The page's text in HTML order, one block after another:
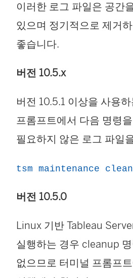
이러한 로그 파일은 공간
있으며 정기적으로 제거
좋습니다.
버전 10.5.x
버전 10.5.1 이상을 사용
프롬프트에서 다음 명령
필요하지 않은 로그 파일
tsm maintenance
버전 10.5.0
Linux 기반 Tableau
실행하는 경우 cleanup
없으므로 터미널 프롬프